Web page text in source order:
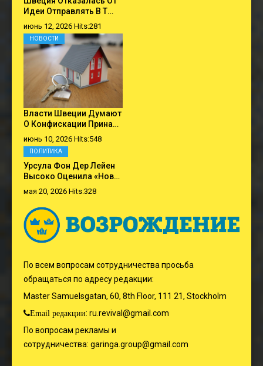
Идеи Отправлять В Т…
июнь 12, 2026 Hits:281
Власти Швеции Думают
О Конфискации Прина…
июнь 10, 2026 Hits:548
НОВОСТИ
Урсула Фон Дер Лейен
Высоко Оценила «нов…
мая 20, 2026 Hits:328
ПОЛИТИКА
По всем вопросам сотрудничества просьба
обращаться по адресу редакции:
Master Samuelsgatan, 60, 8th Floor, 111 21, Stockholm
Email редакции: ru.revival@gmail.com
По вопросам рекламы и
сотрудничества: garinga.group@gmail.com